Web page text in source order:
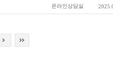
온라인상담실